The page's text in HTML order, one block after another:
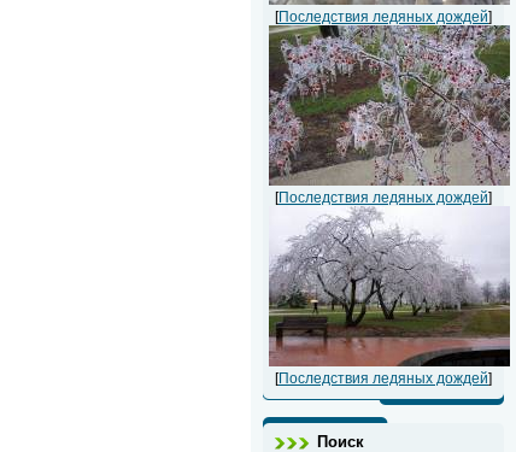
[Последствия ледяных дождей]
[Последствия ледяных дождей]
[Последствия ледяных дождей]
Поиск